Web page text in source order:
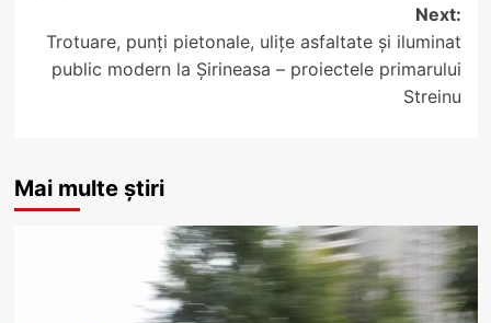
Next:
Trotuare, punți pietonale, ulițe asfaltate și iluminat
public modern la Șirineasa – proiectele primarului
Streinu
Mai multe știri